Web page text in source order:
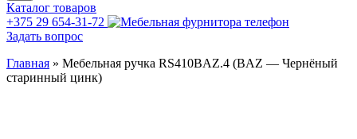
Каталог товаров
+375 29 654-31-72
Задать вопрос
Главная » Мебельная ручка RS410BAZ.4 (BAZ — Чернёный
старинный цинк)